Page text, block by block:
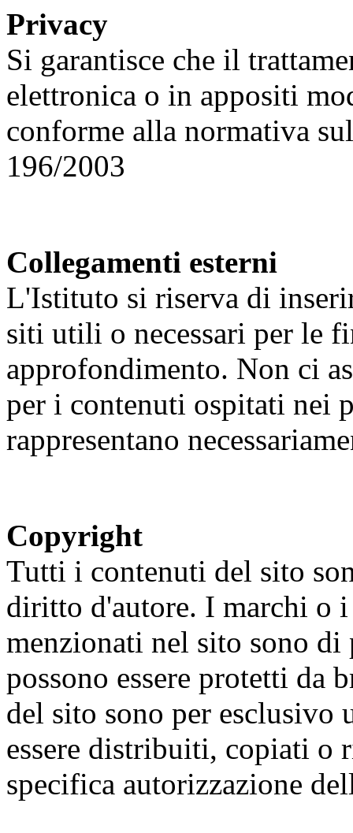
Privacy
Si garantisce che il
elettronica o in appositi
conforme alla normativa
196/2003
Collegamenti esterni
L'Istituto si riserva di
siti utili o necessari per le
approfondimento. Non ci
per i contenuti ospitati nei
rappresentano
Copyright
Tutti i contenuti del sito
diritto d'autore. I marchi o
menzionati nel sito sono
possono essere protetti da
del sito sono per esclusivo
essere distribuiti, copiati o
specifica autorizzazione